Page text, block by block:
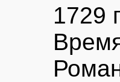
1729